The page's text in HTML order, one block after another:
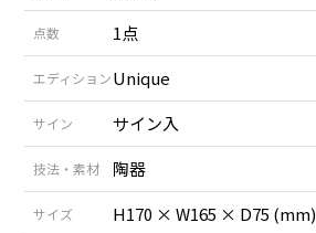
点数 1点
エディションUnique
サイン サイン入
技法・素材 陶器
サイズ H170 × W165 × D75 (mm)